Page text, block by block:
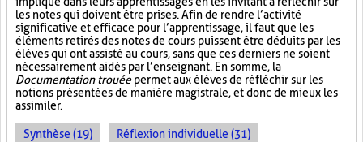
les notes qui doivent être prises. Afin de rendre l’activité
significative et efficace pour l’apprentissage, il faut que les
éléments retirés des notes de cours puissent être déduits par les
élèves qui ont assisté au cours, sans que ces derniers ne soient
nécessairement aidés par l’enseignant. En somme, la
Documentation trouéepermet aux élèves de réfléchir sur les
notions présentées de manière magistrale, et donc de mieux les
assimiler.
Synthèse (19) Réflexion individuelle (31)